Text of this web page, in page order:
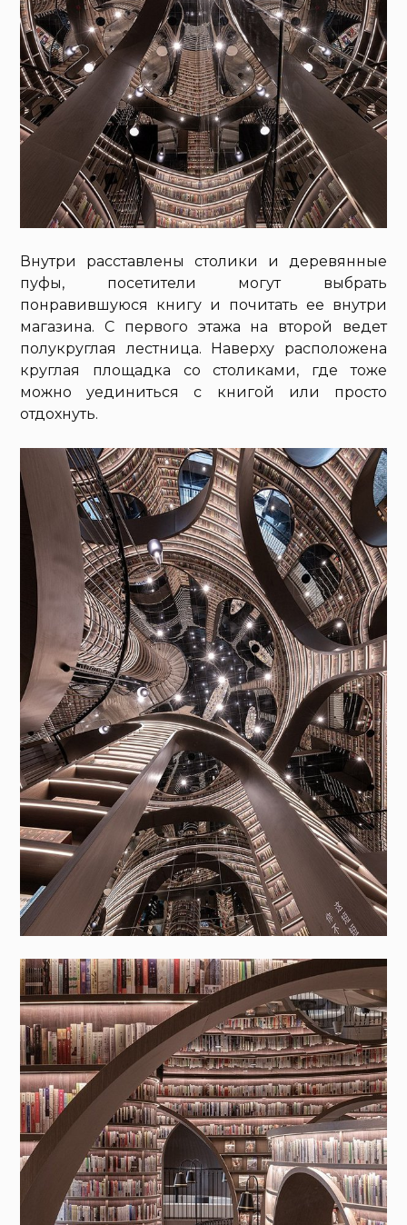
Внутри расставлены столики и деревянные
пуфы, посетители могут выбрать
понравившуюся книгу и почитать ее внутри
магазина. С первого этажа на второй ведет
полукруглая лестница. Наверху расположена
круглая площадка со столиками, где тоже
можно уединиться с книгой или просто
отдохнуть.